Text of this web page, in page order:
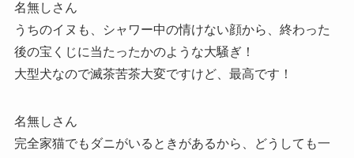
名無しさん
うちのイヌも、シャワー中の情けない顔から、終わった
後の宝くじに当たったかのような大騒ぎ！
大型犬なので滅茶苦茶大変ですけど、最高です！
名無しさん
完全家猫でもダニがいるときがあるから、どうしても一